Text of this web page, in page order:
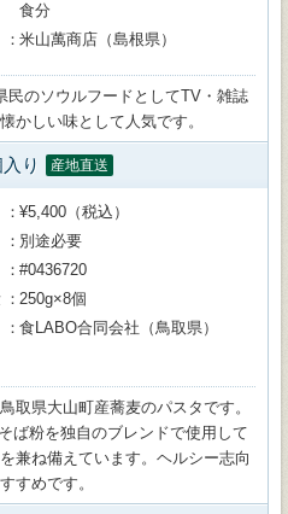
食分
米山萬商店（島根県）
民のソウルフードとしてTV・雑誌
かしい味として人気です。
り 産地直送
¥5,400（税込）
別途必要
#0436720
250g×8個
食LABO合同会社（鳥取県）
取県大山町産蕎麦のパスタです。
ば粉を独自のブレンドで使用して
兼ね備えています。ヘルシー志向
すめです。